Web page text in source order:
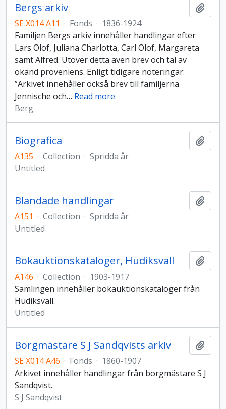
Bergs arkiv
SE X014 A11 · Fonds · 1836-1924
Familjen Bergs arkiv innehåller handlingar efter
Lars Olof, Juliana Charlotta, Carl Olof, Margareta
samt Alfred. Utöver detta även brev och tal av
okänd proveniens. Enligt tidigare noteringar:
”Arkivet innehåller också brev till familjerna
Jennische och… Read more
Berg
Biografica
A135 · Collection · Spridda år
Untitled
Blandade handlingar
A151 · Collection · Spridda år
Untitled
Bokauktionskataloger, Hudiksvall
A146 · Collection · 1903-1917
Samlingen innehåller bokauktionskataloger från
Hudiksvall.
Untitled
Borgmästare S J Sandqvists arkiv
SE X014 A46 · Fonds · 1860-1907
Arkivet innehåller handlingar från borgmästare S J
Sandqvist.
S J Sandqvist